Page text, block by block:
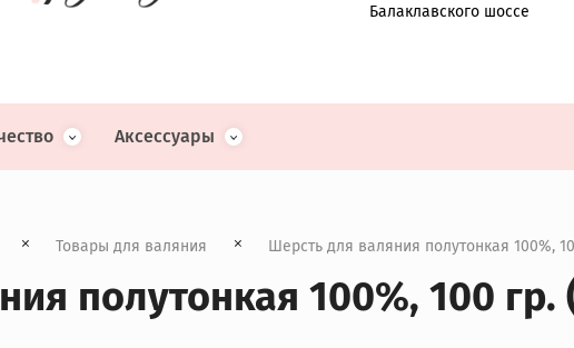
Балаклавского шоссе
Аксессуары
Товары для валяния
Шерсть для валяния полутонкая 100%,
полутонкая 100%, 100 гр.